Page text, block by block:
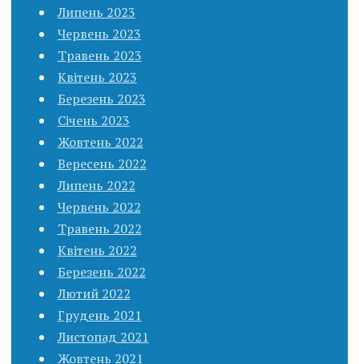
Липень 2023
Червень 2023
Травень 2023
Квітень 2023
Березень 2023
Січень 2023
Жовтень 2022
Вересень 2022
Липень 2022
Червень 2022
Травень 2022
Квітень 2022
Березень 2022
Лютий 2022
Грудень 2021
Листопад 2021
Жовтень 2021